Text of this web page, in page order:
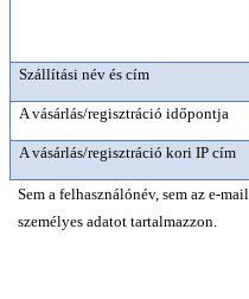
Szállítási név és cím
A vásárlás/regisztráció időpontja
A vásárlás/regisztráció kori IP cím
Sem a felhasználónév, sem az e-
személyes adatot tartalmazzon.